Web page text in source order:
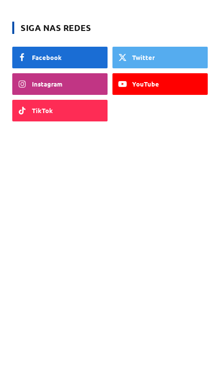
SIGA NAS REDES
Facebook Twitter
Instagram YouTube
TikTok